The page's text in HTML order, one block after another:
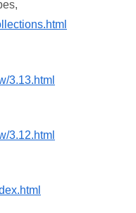
3.13.html
3.12.html